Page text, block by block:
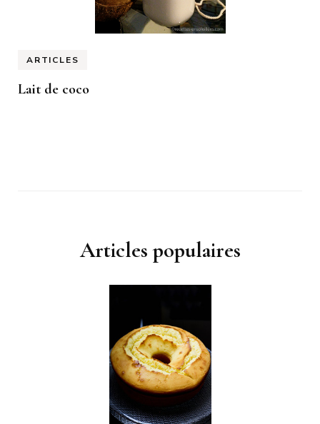
ARTICLES
Lait de coco
Articles populaires